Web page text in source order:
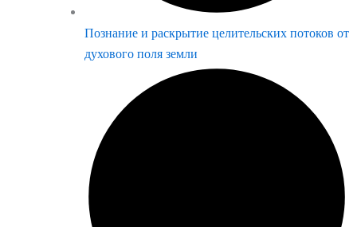
Познание и раскрытие целительских потоков от
духового поля земли